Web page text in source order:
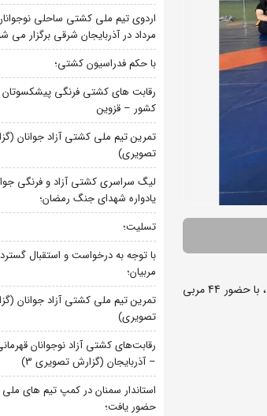
به گزارش روابط عمومی فدراسیون کشتی، این کلاس روزهای 29 دی ماه لغایت اول بهمن ماه در خانه کشتی پهلوان ایوب بنی نصرت، با حضور 44 مربی
مرداد در آذربایجان شرقی برگزار می
با حکم فدراسیون کشتی؛
رقابت های کشتی فرنگی پیشکسوتان
کشور – قزوین
تمرین تیم ملی کشتی آزاد جوانان
تصویری)
لیگ سراسری کشتی آزاد و فرنگی
یادواره شهدای جنگ رمضان؛
تسلیت؛
با توجه به درخواست و استقبال
مربیان؛
تمرین تیم ملی کشتی آزاد جوانان
تصویری)
رقابت‌های کشتی آزاد نوجوانان
– آذربایجان (گزارش تصویری 3)
استاندار سمنان در کمپ تیم های
حضور یافت؛